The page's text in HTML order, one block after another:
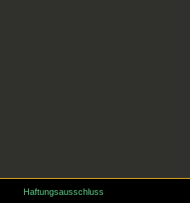
Haftungsausschluss